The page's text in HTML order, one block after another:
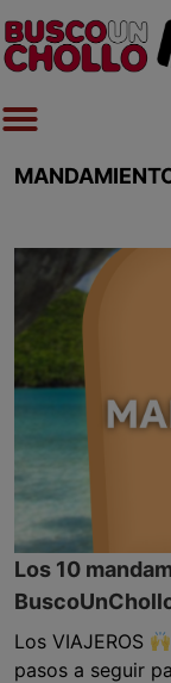
Los 10
Los VIAJEROS
pasos a seguir